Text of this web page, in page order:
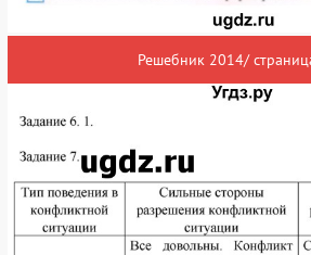
Решебник 2014/